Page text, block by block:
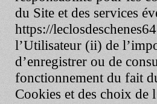
du Site et des services
https://
l’Utilisateur (ii) de
d’enregistrer ou de
fonctionnement du fait
Cookies et des choix de